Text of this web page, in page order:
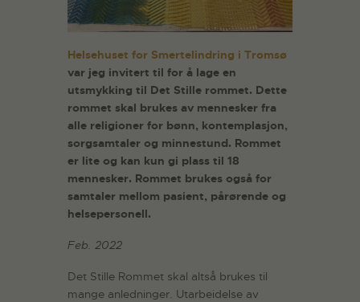
Helsehuset for Smertelindring i Tromsø
var jeg invitert til for å lage en
utsmykking til Det Stille rommet. Dette
rommet skal brukes av mennesker fra
alle religioner for bønn, kontemplasjon,
sorgsamtaler og minnestund. Rommet
er lite og kan kun gi plass til 18
mennesker. Rommet brukes også for
samtaler mellom pasient, pårørende og
helsepersonell.
Feb. 2022
Det Stille Rommet skal altså brukes til
mange anledninger. Utarbeidelse av